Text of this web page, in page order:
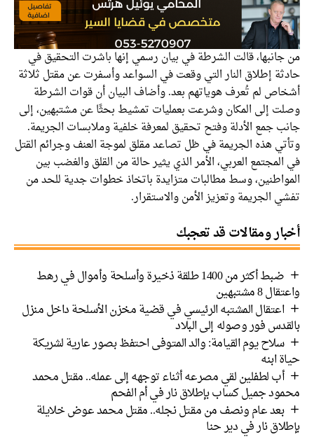
من جانبها، قالت الشرطة في بيان رسمي إنها باشرت التحقيق في
حادثة إطلاق النار التي وقعت في السواعد وأسفرت عن مقتل ثلاثة
أشخاص لم تُعرف هوياتهم بعد. وأضاف البيان أن قوات الشرطة
وصلت إلى المكان وشرعت بعمليات تمشيط بحثًا عن مشتبهين، إلى
جانب جمع الأدلة وفتح تحقيق لمعرفة خلفية وملابسات الجريمة.
وتأتي هذه الجريمة في ظل تصاعد مقلق لموجة العنف وجرائم القتل
في المجتمع العربي، الأمر الذي يثير حالة من القلق والغضب بين
المواطنين، وسط مطالبات متزايدة باتخاذ خطوات جدية للحد من
تفشي الجريمة وتعزيز الأمن والاستقرار.
أخبار ومقالات قد تعجبك
ضبط أكثر من 1400 طلقة ذخيرة وأسلحة وأموال في رهط
واعتقال 8 مشتبهين
اعتقال المشتبه الرئيسي في قضية مخزن الأسلحة داخل منزل
بالقدس فور وصوله إلى البلاد
سلاح يوم القيامة: والد المتوفى احتفظ بصور عارية لشريكة
حياة ابنه
أب لطفلين لقي مصرعه أثناء توجهه إلى عمله.. مقتل محمد
محمود جميل كساب بإطلاق نار في أم الفحم
بعد عام ونصف من مقتل نجله.. مقتل محمد عوض خلايلة
بإطلاق نار في دير حنا